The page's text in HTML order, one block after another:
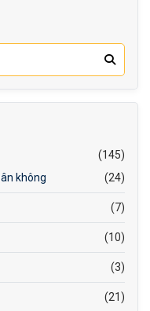
(145)
không
(24)
(7)
(10)
(3)
(21)